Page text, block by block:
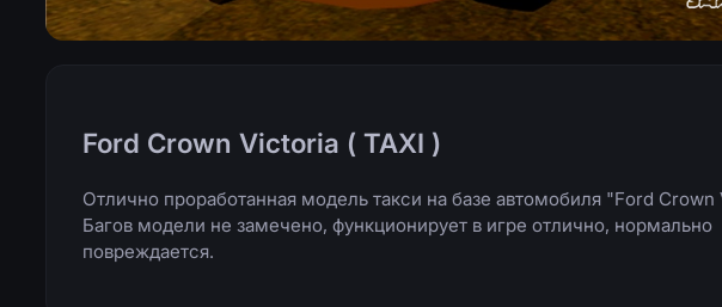
Ford Crown Victoria ( TAXI )
Отлично проработанная модель такси на базе автомобиля "Ford Crown
Багов модели не замечено, функционирует в игре отлично, нормально
повреждается.